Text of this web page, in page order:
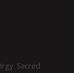
Sacred